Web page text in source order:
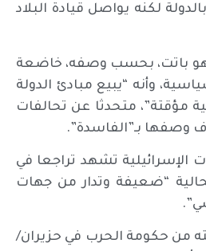
لكنه يواصل قيادة البلاد
باتت، بحسب وصفه، خاضعة
وأنه “يبيع مبادئ الدولة
متحدثا عن تحالفات
وصفها بـ”الفاسدة”.
الإسرائيلية تشهد تراجعا في
“ضعيفة وتدار من جهات
من حكومة الحرب في حزيران/